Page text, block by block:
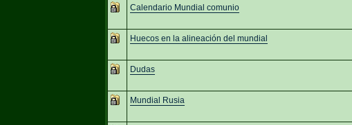
Calendario Mundial comunio
Huecos en la alineación del mundial
Dudas
Mundial Rusia